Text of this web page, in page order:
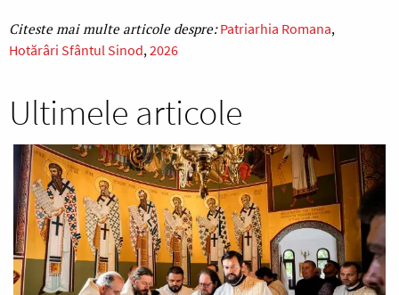
Patriarhia Romana
Hotărâri Sfântul Sinod 2026
Ultimele articole